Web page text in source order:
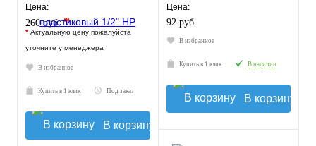
Цена:
260 руб.*
* Актуальную цену пожалуйста
уточните у менеджера
В избранное
Купить в 1 клик Под заказ
В корзину
Цена:
92 руб.
В избранное
Купить в 1 клик В наличии
В корзину